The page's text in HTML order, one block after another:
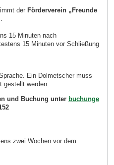
der Förderverein „Freunde
.
15 Minuten nach
15 Minuten vor Schließung
Ein Dolmetscher muss
gestellt werden.
und Buchung unter buchunge
zwei Wochen vor dem